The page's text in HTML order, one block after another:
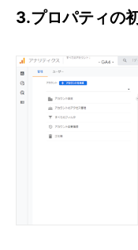
3.プロパティの